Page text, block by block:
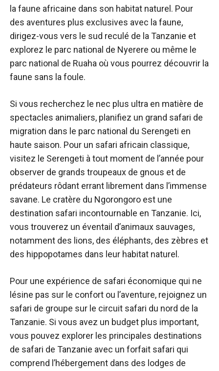
la faune africaine dans son habitat naturel. Pour
des aventures plus exclusives avec la faune,
dirigez-vous vers le sud reculé de la Tanzanie et
explorez le parc national de Nyerere ou même le
parc national de Ruaha où vous pourrez découvrir la
faune sans la foule.
Si vous recherchez le nec plus ultra en matière de
spectacles animaliers, planifiez un grand safari de
migration dans le parc national du Serengeti en
haute saison. Pour un safari africain classique,
visitez le Serengeti à tout moment de l’année pour
observer de grands troupeaux de gnous et de
prédateurs rôdant errant librement dans l’immense
savane. Le cratère du Ngorongoro est une
destination safari incontournable en Tanzanie. Ici,
vous trouverez un éventail d’animaux sauvages,
notamment des lions, des éléphants, des zèbres et
des hippopotames dans leur habitat naturel.
Pour une expérience de safari économique qui ne
lésine pas sur le confort ou l’aventure, rejoignez un
safari de groupe sur le circuit safari du nord de la
Tanzanie. Si vous avez un budget plus important,
vous pouvez explorer les principales destinations
de safari de Tanzanie avec un forfait safari qui
comprend l’hébergement dans des lodges de